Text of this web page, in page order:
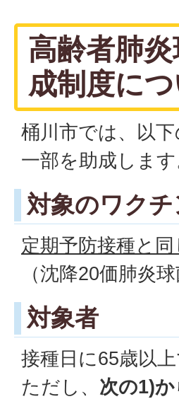
高齢者肺
成制度に
桶川市では、以
一部を助成します
対象のワク
定期予防接種と
（沈降20価肺炎
対象者
接種日に65歳以
ただし、 次の1)